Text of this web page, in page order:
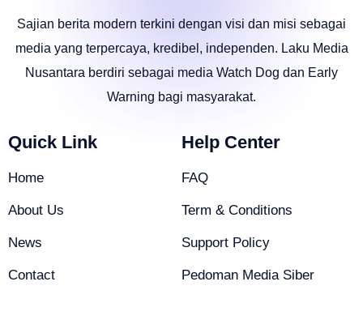
Sajian berita modern terkini dengan visi dan misi sebagai
media yang terpercaya, kredibel, independen. Laku Media
Nusantara berdiri sebagai media Watch Dog dan Early
Warning bagi masyarakat.
Quick Link
Home
About Us
News
Contact
Help Center
FAQ
Term & Conditions
Support Policy
Pedoman Media Siber